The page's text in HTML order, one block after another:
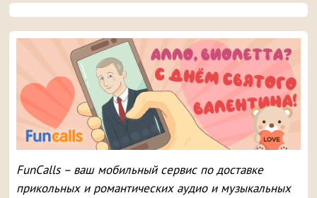
FunCalls – ваш мобильный сервис по доставке
прикольных и романтических аудио и музыкальных